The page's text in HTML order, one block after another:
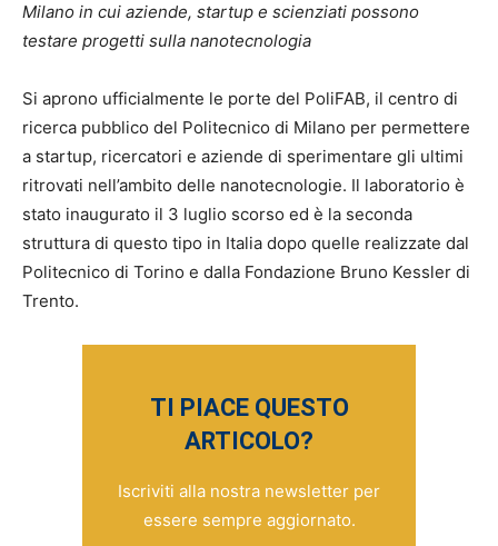
Milano in cui aziende, startup e scienziati possono
testare progetti sulla nanotecnologia
Si aprono ufficialmente le porte del PoliFAB, il centro di
ricerca pubblico del Politecnico di Milano per permettere
a startup, ricercatori e aziende di sperimentare gli ultimi
ritrovati nell’ambito delle nanotecnologie. Il laboratorio è
stato inaugurato il 3 luglio scorso ed è la seconda
struttura di questo tipo in Italia dopo quelle realizzate dal
Politecnico di Torino e dalla Fondazione Bruno Kessler di
Trento.
TI PIACE QUESTO
ARTICOLO?
Iscriviti alla nostra newsletter per
essere sempre aggiornato.